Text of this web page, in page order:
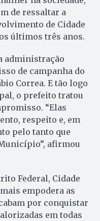
de ressaltar a
de Cidade
últimos três anos.
administração
de campanha do
Correa. E tão logo
o prefeito tratou
“Elas
respeito e, em
pelo tanto que
afirmou
Federal, Cidade
empodera as
por conquistar
em todas